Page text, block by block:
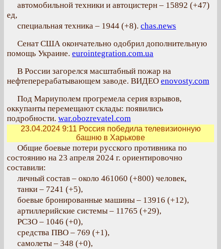
автомобильной техники и автоцистерн – 15892 (+47)
ед,
специальная техника – 1944 (+8). chas.news
Сенат США окончательно одобрил дополнительную
помощь Украине. eurointegration.com.ua
В России загорелся масштабный пожар на
нефтеперерабатывающем заводе. ВИДЕО enovosty.com
Под Мариуполем прогремела серия взрывов,
оккупанты перемещают склады: появились
подробности. war.obozrevatel.com
23.04.2024 9:11 Россия победила телевизионную
башню в Харькове
Общие боевые потери русского противника по
состоянию на 23 апреля 2024 г. ориентировочно
составили:
личный состав – около 461060 (+800) человек,
танки – 7241 (+5),
боевые бронированные машины – 13916 (+12),
артиллерийские системы – 11765 (+29),
РСЗО – 1046 (+0),
средства ПВО – 769 (+1),
самолеты – 348 (+0),